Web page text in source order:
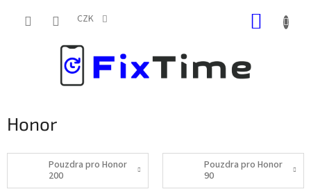
CZK
Honor
Pouzdra pro Honor
200
Pouzdra pro Honor
90